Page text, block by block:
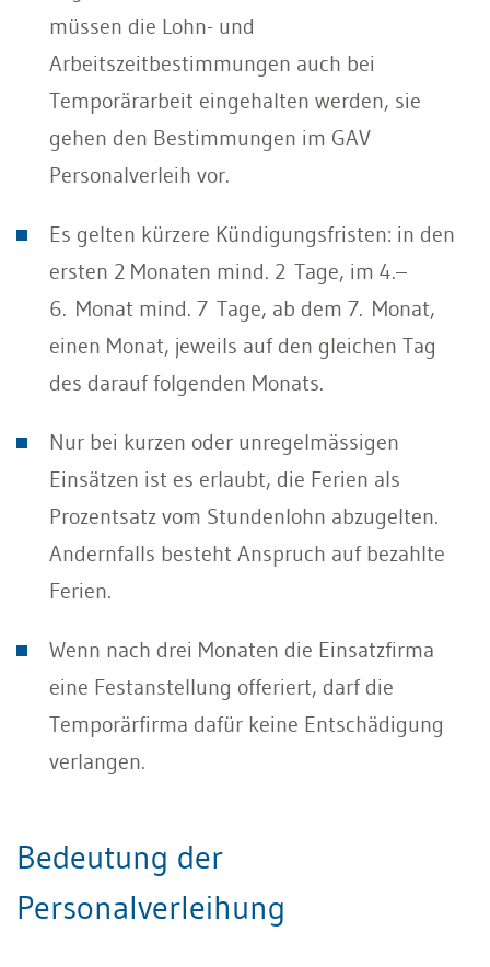
müssen die Lohn- und
Arbeitszeitbestimmungen auch bei
Temporärarbeit eingehalten werden, sie
gehen den Bestimmungen im GAV
Personalverleih vor.
Es gelten kürzere Kündigungsfristen: in den
ersten 2 Monaten mind. 2 Tage, im 4.–
6. Monat mind. 7 Tage, ab dem 7. Monat,
einen Monat, jeweils auf den gleichen Tag
des darauf folgenden Monats.
Nur bei kurzen oder unregelmässigen
Einsätzen ist es erlaubt, die Ferien als
Prozentsatz vom Stundenlohn abzugelten.
Andernfalls besteht Anspruch auf bezahlte
Ferien.
Wenn nach drei Monaten die Einsatzfirma
eine Festanstellung offeriert, darf die
Temporärfirma dafür keine Entschädigung
verlangen.
Bedeutung der
Personalverleihung